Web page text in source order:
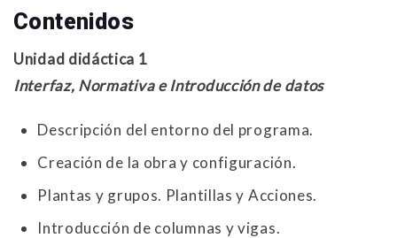
Contenidos
Unidad didáctica 1
Interfaz, Normativa e Introducción de datos
Descripción del entorno del programa.
Creación de la obra y configuración.
Plantas y grupos. Plantillas y Acciones.
Introducción de columnas y vigas.